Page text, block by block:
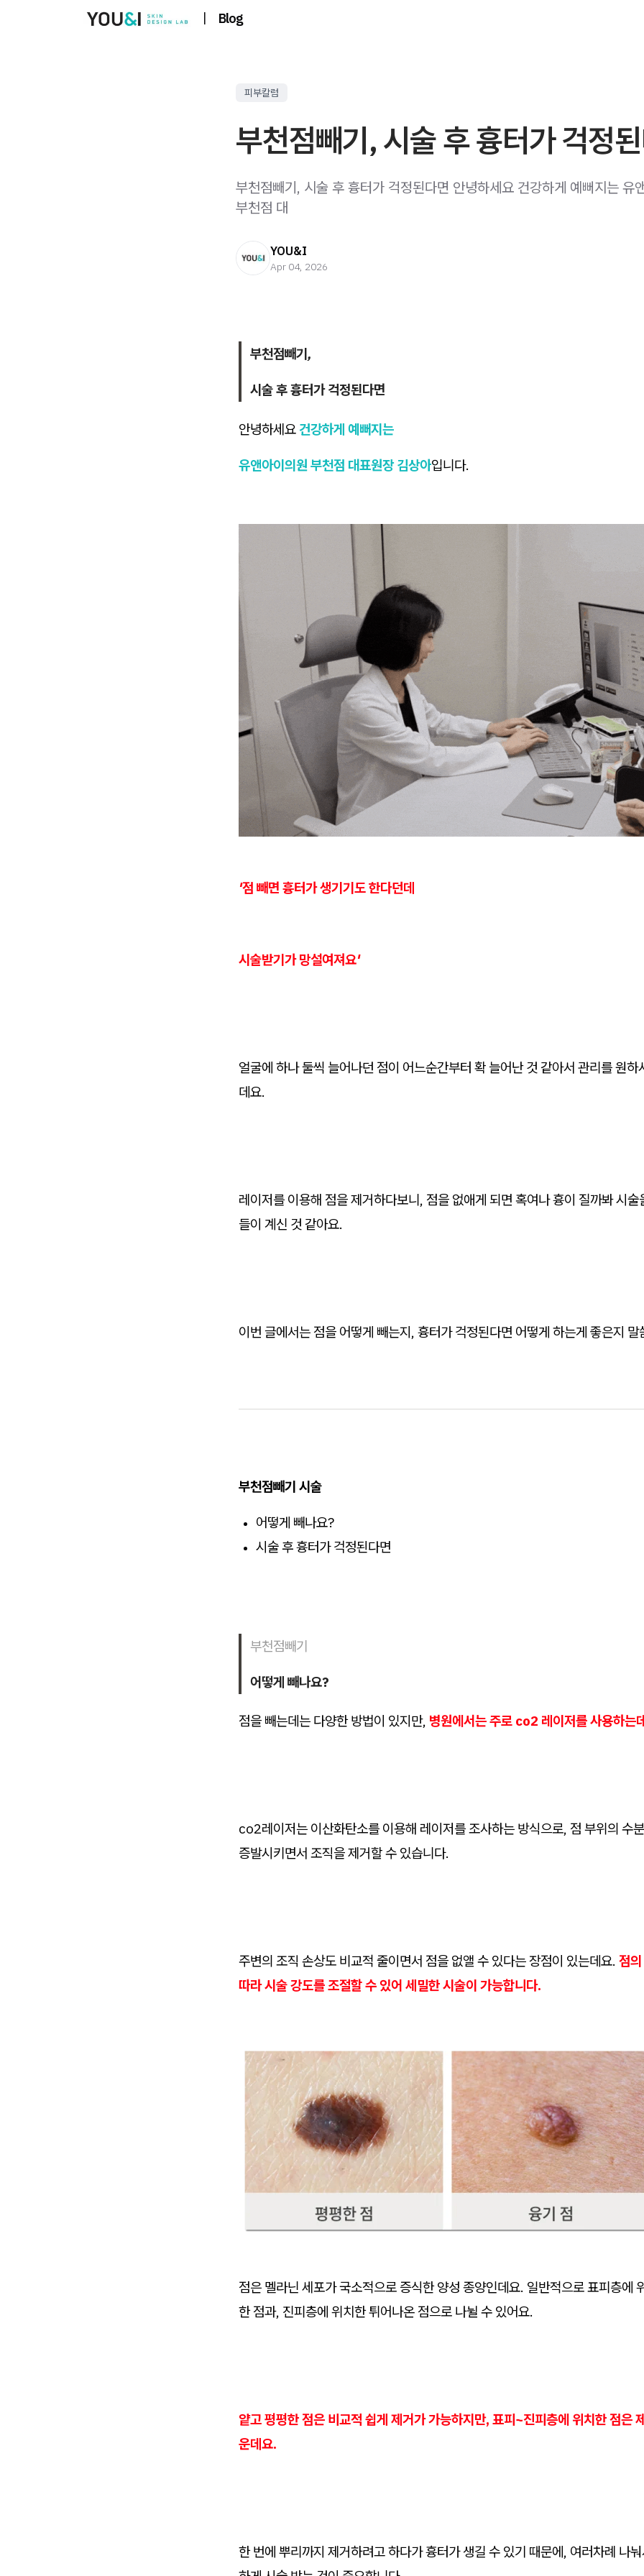
| Blog
피부칼럼
부천점빼기, 시술 후 흉터가 걱정
부천점빼기, 시술 후 흉터가 걱정된다면 안녕하세요 건강하게 예뻐지는 유
부천점 대
YOU&I
Apr 04, 2026
부천점빼기,
시술 후 흉터가 걱정된다면
안녕하세요 건강하게 예뻐지는
유앤아이의원 부천점 대표원장 김상아입니다.
'점 빼면 흉터가 생기기도 한다던데
시술받기가 망설여져요'
얼굴에 하나 둘씩 늘어나던 점이 어느순간부터 확 늘어난 것 같아서 관리를 원하
데요.
레이저를 이용해 점을 제거하다보니, 점을 없애게 되면 혹여나 흉이 질까봐 시술
들이 계신 것 같아요.
이번 글에서는 점을 어떻게 빼는지, 흉터가 걱정된다면 어떻게 하는게 좋은지
부천점빼기 시술
어떻게 빼나요?
시술 후 흉터가 걱정된다면
부천점빼기
어떻게 빼나요?
점을 빼는데는 다양한 방법이 있지만, 병원에서는 주로 co2 레이저를 사용하는
co2레이저는 이산화탄소를 이용해 레이저를 조사하는 방식으로, 점 부위의 수
증발시키면서 조직을 제거할 수 있습니다.
주변의 조직 손상도 비교적 줄이면서 점을 없앨 수 있다는 장점이 있는데요. 점
따라 시술 강도를 조절할 수 있어 세밀한 시술이 가능합니다.
점은 멜라닌 세포가 국소적으로 증식한 양성 종양인데요. 일반적으로 표피층에
한 점과, 진피층에 위치한 튀어나온 점으로 나뉠 수 있어요.
얕고 평평한 점은 비교적 쉽게 제거가 가능하지만, 표피~진피층에 위치한 점은
운데요.
한 번에 뿌리까지 제거하려고 하다가 흉터가 생길 수 있기 때문에, 여러차례 나